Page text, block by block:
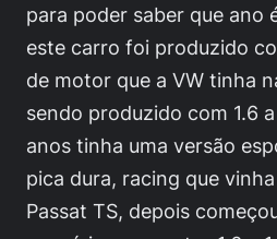
para poder saber que ano
este carro foi produzido
de motor que a VW tinha
sendo produzido com 1.6
anos tinha uma versão
pica dura, racing que
Passat TS, depois